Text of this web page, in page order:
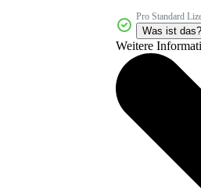
Pro Standard
Was ist das?
Weitere